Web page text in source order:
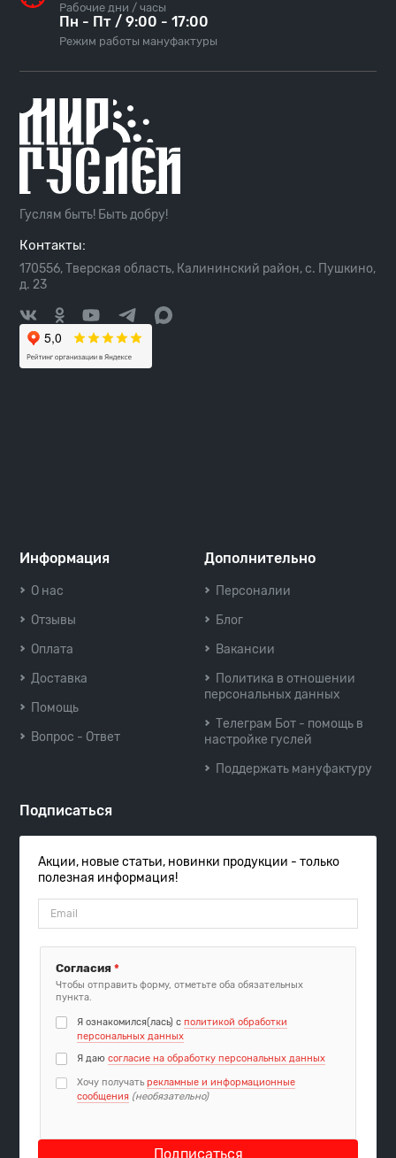
Рабочие дни / часы
Пн - Пт / 9:00 - 17:00
Режим работы мануфактуры
Гуслям быть! Быть добру!
Контакты:
170556, Тверская область, Калининский район, с. Пушкино,
д. 23
Информация
О нас
Отзывы
Оплата
Доставка
Помощь
Вопрос - Ответ
Дополнительно
Персоналии
Блог
Вакансии
Политика в отношении
персональных данных
Телеграм Бот - помощь в
настройке гуслей
Поддержать мануфактуру
Подписаться
Акции, новые статьи, новинки продукции - только
полезная информация!
Согласия*
Чтобы отправить форму, отметьте оба обязательных
пункта.
Я ознакомился(лась) с политикой обработки
персональных данных
Я даю согласие на обработку персональных данных
Хочу получать рекламные и информационные
сообщения (необязательно)
Подписаться